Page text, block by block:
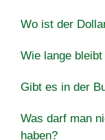
Wo ist der
Wie lange
Gibt es in der
Was darf man
haben?